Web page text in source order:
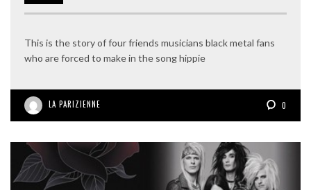
This is the story of four friends musicians black metal fans
who are forced to make in the song hippie
LA PARIZIENNE 0